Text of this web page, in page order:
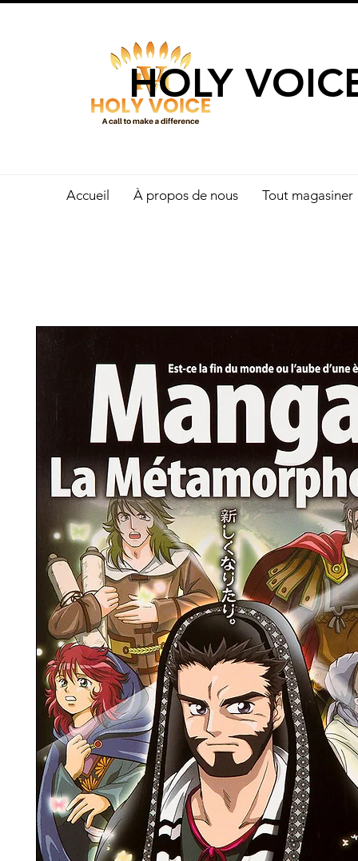
HOLY
Accueil À propos de nous Tout magasiner